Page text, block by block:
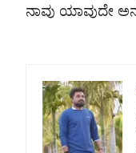
ನಾವು ಯಾವುದೇ